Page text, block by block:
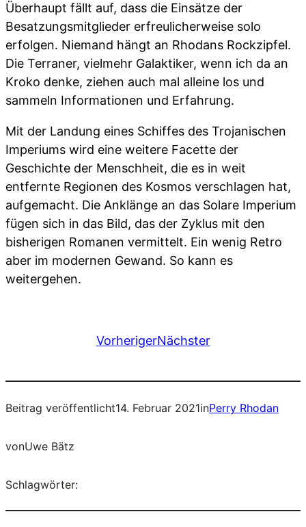
Überhaupt fällt auf, dass die Einsätze der
Besatzungsmitglieder erfreulicherweise solo
erfolgen. Niemand hängt an Rhodans Rockzipfel.
Die Terraner, vielmehr Galaktiker, wenn ich da an
Kroko denke, ziehen auch mal alleine los und
sammeln Informationen und Erfahrung.
Mit der Landung eines Schiffes des Trojanischen
Imperiums wird eine weitere Facette der
Geschichte der Menschheit, die es in weit
entfernte Regionen des Kosmos verschlagen hat,
aufgemacht. Die Anklänge an das Solare Imperium
fügen sich in das Bild, das der Zyklus mit den
bisherigen Romanen vermittelt. Ein wenig Retro
aber im modernen Gewand. So kann es
weitergehen.
VorherigerNächster
Beitrag veröffentlicht14. Februar 2021inPerry Rhodan
vonUwe Bätz
Schlagwörter: